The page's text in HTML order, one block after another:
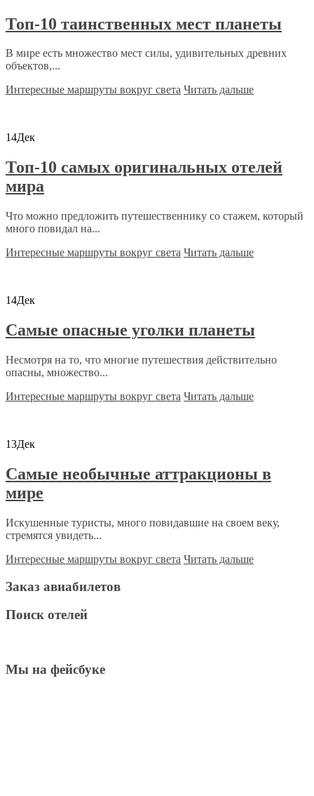
Топ-10 таинственных мест планеты
В мире есть множество мест силы, удивительных древних
объектов,...
Интересные маршруты вокруг света Читать дальше
14Дек
Топ-10 самых оригинальных отелей
мира
Что можно предложить путешественнику со стажем, который
много повидал на...
Интересные маршруты вокруг света Читать дальше
14Дек
Самые опасные уголки планеты
Несмотря на то, что многие путешествия действительно
опасны, множество...
Интересные маршруты вокруг света Читать дальше
13Дек
Самые необычные аттракционы в
мире
Искушенные туристы, много повидавшие на своем веку,
стремятся увидеть...
Интересные маршруты вокруг света Читать дальше
Заказ авиабилетов
Поиск отелей
Мы на фейсбуке